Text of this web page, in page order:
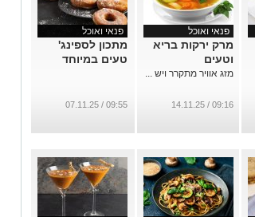
פנאי ואוכל
מרק ירקות בריא
וטעים
מזג אוויר מתקרר ויש ...
09:16 / 14.11.25
פנאי ואוכל
מתכון לספינג'
טעים במיוחד
09:55 / 07.11.25